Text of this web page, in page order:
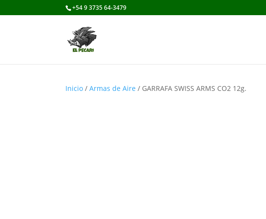
+54 9 3735 64-3479
Inicio /Armas de Aire / GARRAFA SWISS ARMS CO2 12g.